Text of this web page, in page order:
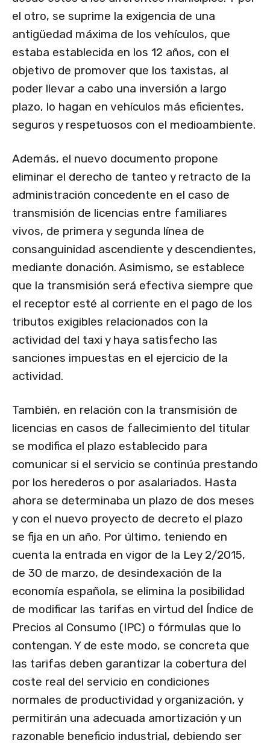
el otro, se suprime la exigencia de una
antigüedad máxima de los vehículos, que
estaba establecida en los 12 años, con el
objetivo de promover que los taxistas, al
poder llevar a cabo una inversión a largo
plazo, lo hagan en vehículos más eficientes,
seguros y respetuosos con el medioambiente.
Además, el nuevo documento propone
eliminar el derecho de tanteo y retracto de la
administración concedente en el caso de
transmisión de licencias entre familiares
vivos, de primera y segunda línea de
consanguinidad ascendiente y descendientes,
mediante donación. Asimismo, se establece
que la transmisión será efectiva siempre que
el receptor esté al corriente en el pago de los
tributos exigibles relacionados con la
actividad del taxi y haya satisfecho las
sanciones impuestas en el ejercicio de la
actividad.
También, en relación con la transmisión de
licencias en casos de fallecimiento del titular
se modifica el plazo establecido para
comunicar si el servicio se continúa prestando
por los herederos o por asalariados. Hasta
ahora se determinaba un plazo de dos meses
y con el nuevo proyecto de decreto el plazo
se fija en un año. Por último, teniendo en
cuenta la entrada en vigor de la Ley 2/2015,
de 30 de marzo, de desindexación de la
economía española, se elimina la posibilidad
de modificar las tarifas en virtud del Índice de
Precios al Consumo (IPC) o fórmulas que lo
contengan. Y de este modo, se concreta que
las tarifas deben garantizar la cobertura del
coste real del servicio en condiciones
normales de productividad y organización, y
permitirán una adecuada amortización y un
razonable beneficio industrial, debiendo ser